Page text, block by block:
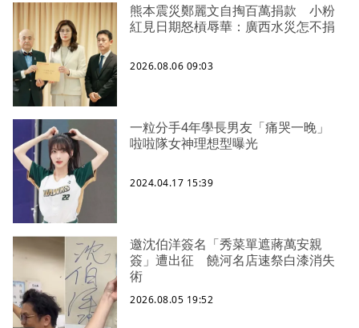
熊本震災鄭麗文自掏百萬捐款 小粉
紅見日期怒槓辱華：廣西水災怎不捐
2026.08.06 09:03
一粒分手4年學長男友「痛哭一晚」
啦啦隊女神理想型曝光
2024.04.17 15:39
邀沈伯洋簽名「秀菜單遮蔣萬安親
簽」遭出征 饒河名店速祭白漆消失
術
2026.08.05 19:52